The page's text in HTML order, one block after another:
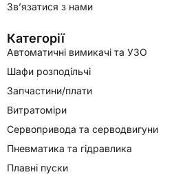
Зв’язатися з нами
Категорії
Автоматичні вимикачі та УЗО
Шафи розподільчі
Запчастини/плати
Витратоміри
Сервопривода та серводвигуни
Пневматика та гідравлика
Плавні пуски